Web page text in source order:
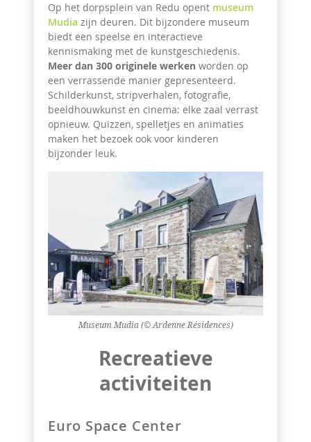
Op het dorpsplein van Redu opent museum
Mudia zijn deuren. Dit bijzondere museum
biedt een speelse en interactieve
kennismaking met de kunstgeschiedenis.
Meer dan 300 originele werken worden op
een verrassende manier gepresenteerd.
Schilderkunst, stripverhalen, fotografie,
beeldhouwkunst en cinema: elke zaal verrast
opnieuw. Quizzen, spelletjes en animaties
maken het bezoek ook voor kinderen
bijzonder leuk.
Museum Mudia (© Ardenne Résidences)
Recreatieve
activiteiten
Euro Space Center